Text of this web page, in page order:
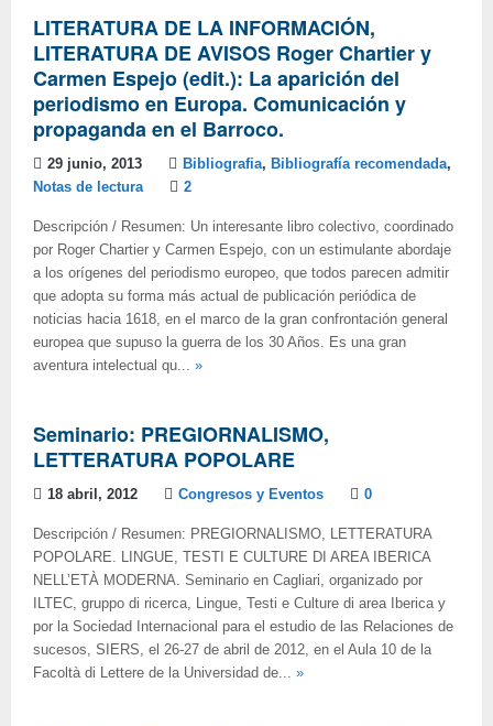
LITERATURA DE LA INFORMACIÓN,
LITERATURA DE AVISOS Roger Chartier y
Carmen Espejo (edit.): La aparición del
periodismo en Europa. Comunicación y
propaganda en el Barroco.
29 junio, 2013 Bibliografia, Bibliografía recomendada,
Notas de lectura
2
Descripción / Resumen: Un interesante libro colectivo, coordinado
por Roger Chartier y Carmen Espejo, con un estimulante abordaje
a los orígenes del periodismo europeo, que todos parecen admitir
que adopta su forma más actual de publicación periódica de
noticias hacia 1618, en el marco de la gran confrontación general
europea que supuso la guerra de los 30 Años. Es una gran
aventura intelectual qu... »
Seminario: PREGIORNALISMO,
LETTERATURA POPOLARE
18 abril, 2012 Congresos y Eventos 0
Descripción / Resumen: PREGIORNALISMO, LETTERATURA
POPOLARE. LINGUE, TESTI E CULTURE DI AREA IBERICA
NELL’ETÀ MODERNA. Seminario en Cagliari, organizado por
ILTEC, gruppo di ricerca, Lingue, Testi e Culture di area Iberica y
por la Sociedad Internacional para el estudio de las Relaciones de
sucesos, SIERS, el 26-27 de abril de 2012, en el Aula 10 de la
Facoltà di Lettere de la Universidad de... »